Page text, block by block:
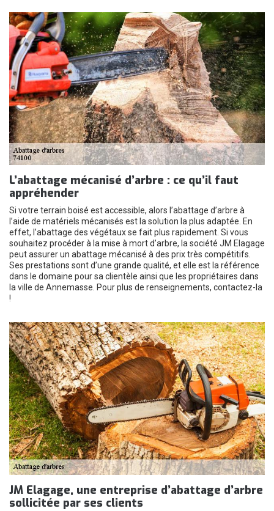
L’abattage mécanisé d’arbre : ce qu’il faut
appréhender
Si votre terrain boisé est accessible, alors l’abattage d’arbre à
l’aide de matériels mécanisés est la solution la plus adaptée. En
effet, l’abattage des végétaux se fait plus rapidement. Si vous
souhaitez procéder à la mise à mort d’arbre, la société JM Elagage
peut assurer un abattage mécanisé à des prix très compétitifs.
Ses prestations sont d’une grande qualité, et elle est la référence
dans le domaine pour sa clientèle ainsi que les propriétaires dans
la ville de Annemasse. Pour plus de renseignements, contactez-la
!
JM Elagage, une entreprise d’abattage d’arbre
sollicitée par ses clients